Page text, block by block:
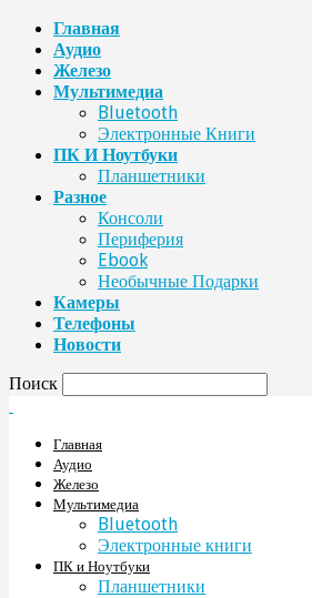
Главная
Аудио
Железо
Мультимедиа
Bluetooth
Электронные Книги
ПК И Ноутбуки
Планшетники
Разное
Консоли
Периферия
Ebook
Необычные Подарки
Камеры
Телефоны
Новости
Поиск
Главная
Аудио
Железо
Мультимедиа
Bluetooth
Электронные книги
ПК и Ноутбуки
Планшетники